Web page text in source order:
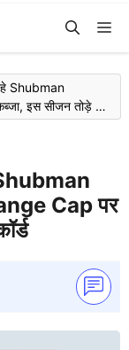
Shubman
इस सीजन तोड़े कई
Cap पर